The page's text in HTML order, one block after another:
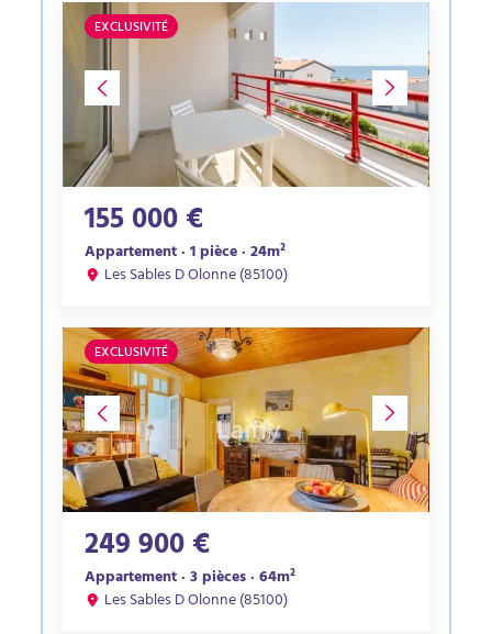
EXCLUSIVITÉ
155 000 €
Appartement · 1 pièce · 24m²
Les Sables D Olonne (85100)
EXCLUSIVITÉ
249 900 €
Appartement · 3 pièces · 64m²
Les Sables D Olonne (85100)